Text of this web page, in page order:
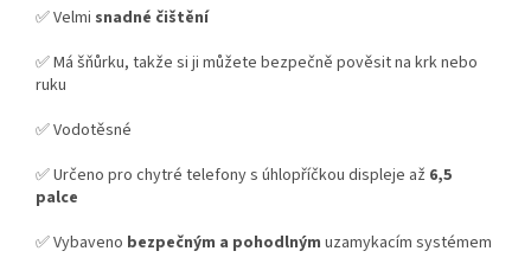
✅ Velmi snadné čištění
✅ Má šňůrku, takže si ji můžete bezpečně pověsit na krk nebo
ruku
✅ Vodotěsné
✅ Určeno pro chytré telefony s úhlopříčkou displeje až 6,5
palce
✅ Vybaveno bezpečným a pohodlným uzamykacím systémem